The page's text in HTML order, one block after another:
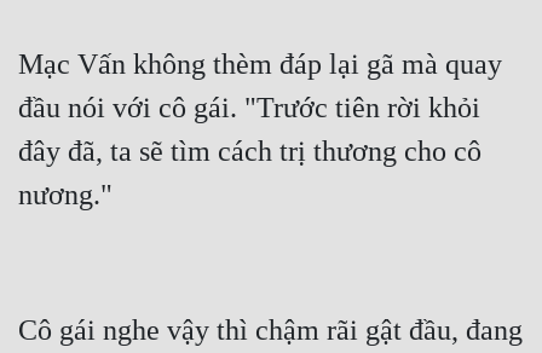
Sát Phạt Quyết Đoán
Vô Sỉ
Điềm Đạm
Mạc Vấn không thèm đáp lại gã mà quay
đầu nói với cô gái. "Trước tiên rời khỏi
đây đã, ta sẽ tìm cách trị thương cho cô
Cô gái nghe vậy thì chậm rãi gật đầu, đang